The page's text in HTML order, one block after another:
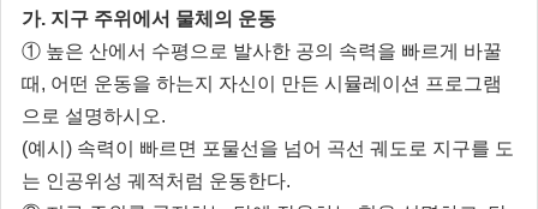
가. 지구 주위에서 물체의 운동
① 높은 산에서 수평으로 발사한 공의 속력을 빠르게 바꿀
때, 어떤 운동을 하는지 자신이 만든 시뮬레이션 프로그램
으로 설명하시오.
(예시) 속력이 빠르면 포물선을 넘어 곡선 궤도로 지구를 도
는 인공위성 궤적처럼 운동한다.